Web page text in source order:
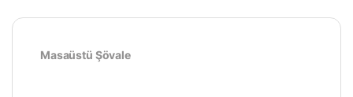
Masaüstü Şövale